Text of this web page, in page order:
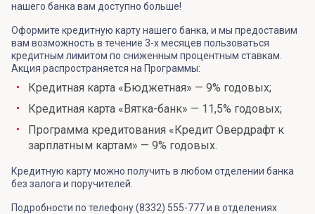
нашего банка вам доступно больше!
Оформите кредитную карту нашего банка, и мы предоставим
вам возможность в течение 3-х месяцев пользоваться
кредитным лимитом по сниженным процентным ставкам.
Акция распространяется на Программы:
Кредитная карта «Бюджетная» — 9% годовых;
Кредитная карта «Вятка-банк» — 11,5% годовых;
Программа кредитования «Кредит Овердрафт к
зарплатным картам» — 9% годовых.
Кредитную карту можно получить в любом отделении банка
без залога и поручителей.
Подробности по телефону (8332) 555-777 и в отделениях